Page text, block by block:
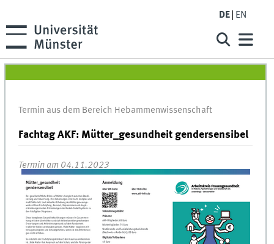
DE EN
Termin aus dem Bereich Hebammenwissenschaft
Fachtag AKF: Mütter_gesundheit gendersensibel
Termin am 04.11.2023